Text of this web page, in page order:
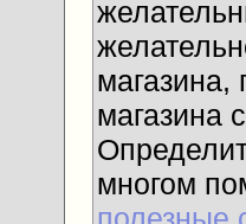
магазина,
магазина
многом